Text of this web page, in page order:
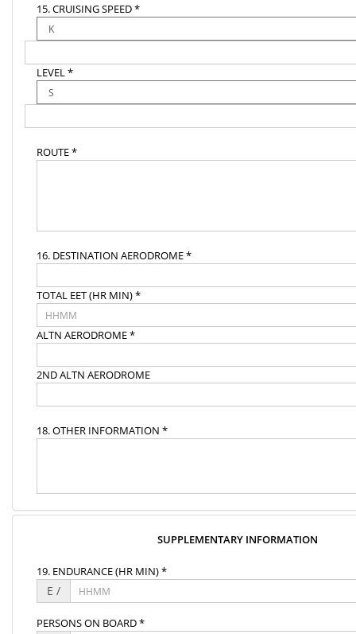
15. CRUISING SPEED *
LEVEL *
ROUTE *
16. DESTINATION AERODROME *
TOTAL EET (HR MIN) *
ALTN AERODROME *
2ND ALTN AERODROME
18. OTHER INFORMATION *
SUPPLEMENTARY INFORMATION
19. ENDURANCE (HR MIN) *
E /
PERSONS ON BOARD *